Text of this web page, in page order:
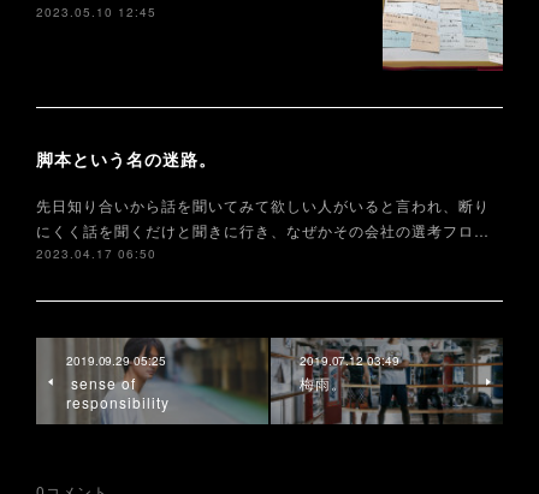
2023.05.10 12:45
脚本という名の迷路。
先日知り合いから話を聞いてみて欲しい人がいると言われ、断り
にくく話を聞くだけと聞きに行き、なぜかその会社の選考フロ…
2023.04.17 06:50
2019.09.29 05:25
sense of
responsibility
2019.07.12 03:49
梅雨。